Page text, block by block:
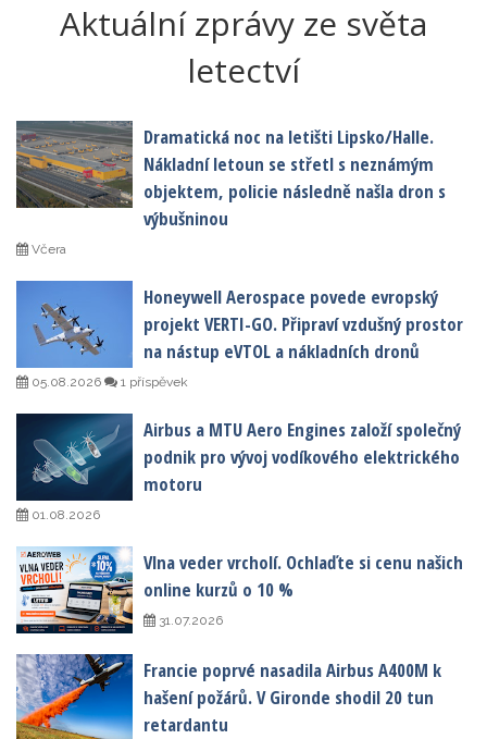
Aktuální zprávy ze světa
letectví
Dramatická noc na letišti Lipsko/Halle.
Nákladní letoun se střetl s neznámým
objektem, policie následně našla dron s
výbušninou
Včera
Honeywell Aerospace povede evropský
projekt VERTI-GO. Připraví vzdušný prostor
na nástup eVTOL a nákladních dronů
05.08.2026 1 příspěvek
Airbus a MTU Aero Engines založí společný
podnik pro vývoj vodíkového elektrického
motoru
01.08.2026
Vlna veder vrcholí. Ochlaďte si cenu našich
online kurzů o 10 %
31.07.2026
Francie poprvé nasadila Airbus A400M k
hašení požárů. V Gironde shodil 20 tun
retardantu